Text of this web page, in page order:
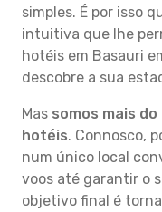
simples. É por isso
intuitiva que lhe
hotéis em Basauri
descobre a sua
Mas somos mais
hotéis. Connosco,
num único local
voos até garantir o
objetivo final é